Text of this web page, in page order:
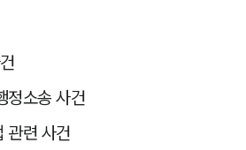
정소송 사건
관련 사건